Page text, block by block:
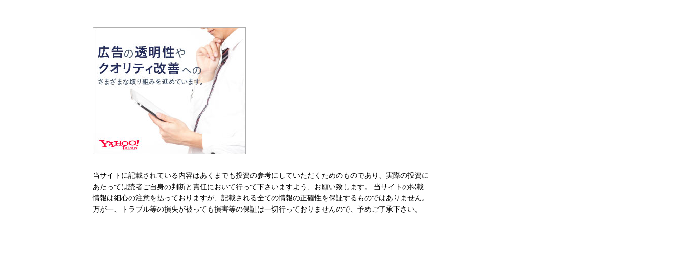
当サイトに記載されている内容はあくまでも投資の参考にしていただくためのものであり、実際の投資に
あたっては読者ご自身の判断と責任において行って下さいますよう、お願い致します。 当サイトの掲載
情報は細心の注意を払っておりますが、記載される全ての情報の正確性を保証するものではありません。
万が一、トラブル等の損失が被っても損害等の保証は一切行っておりませんので、予めご了承下さい。